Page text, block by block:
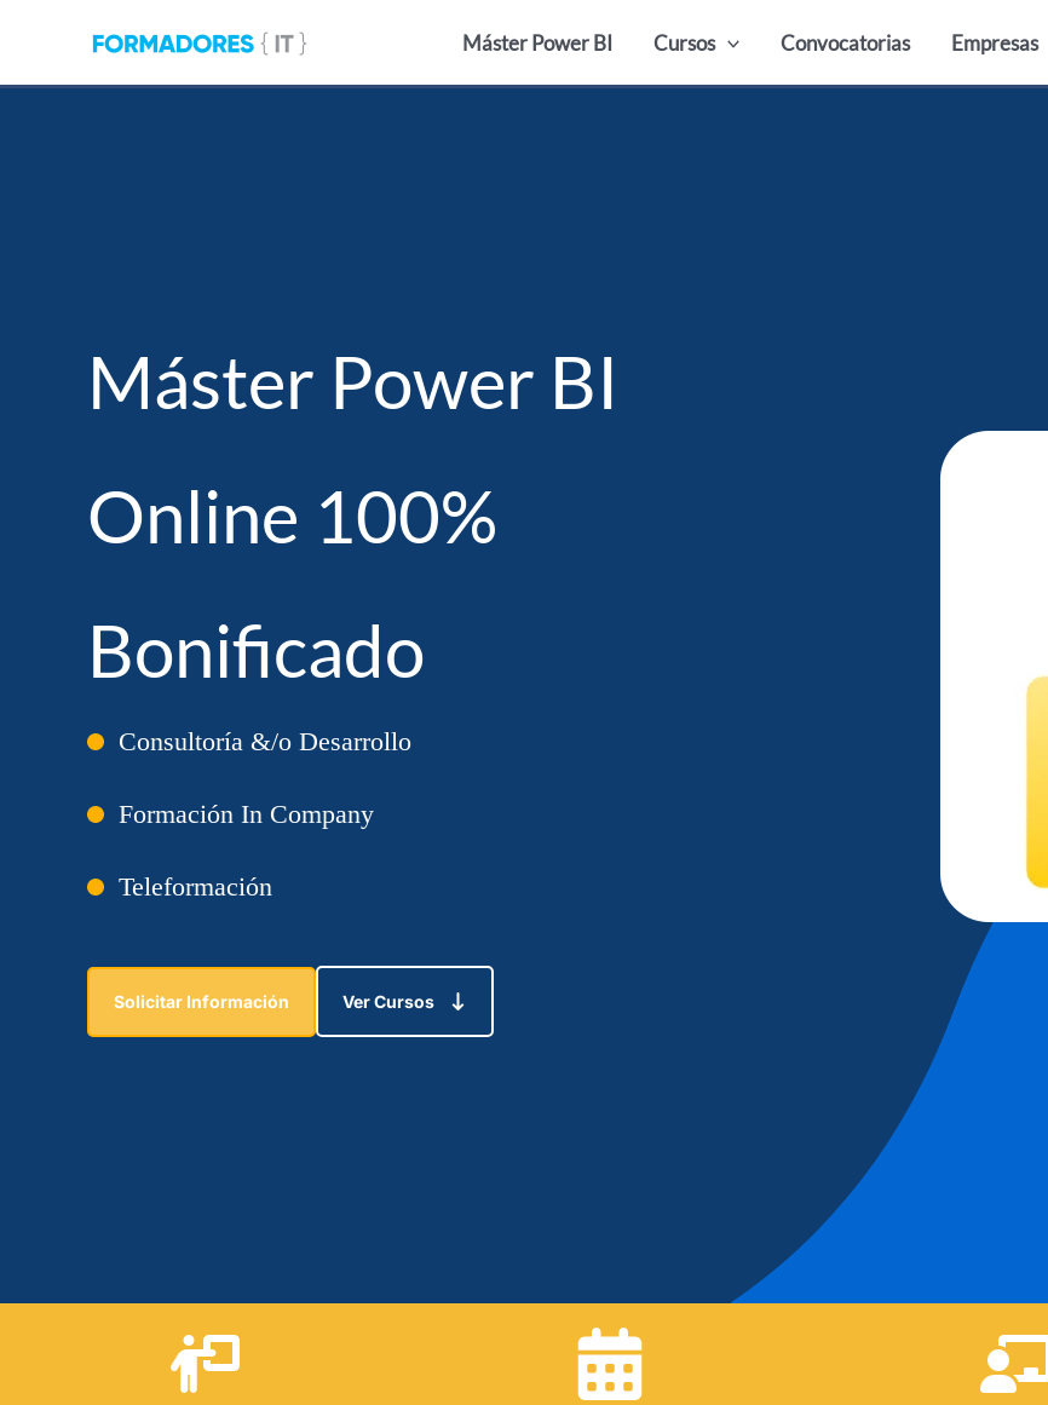
contenido
Máster Power BI Cursos Convocatorias Empresas
Máster Power BI
Online 100%
Bonificado
Consultoría &/o Desarrollo
Formación In Company
Teleformación
Solicitar Información Ver Cursos